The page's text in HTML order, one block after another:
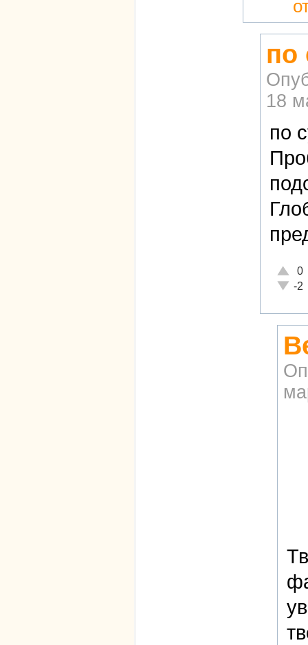
по
18
по
0
-2